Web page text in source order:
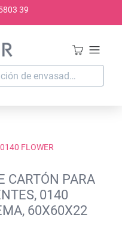
39
0140 FLOWER
CARTÓN PARA
0140
60X60X22